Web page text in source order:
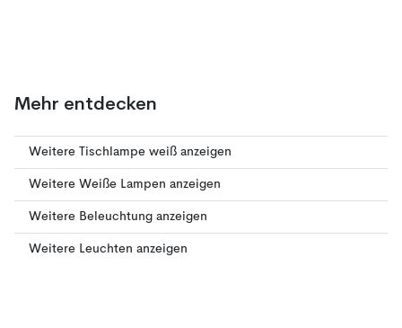
Mehr entdecken
Weitere Tischlampe weiß anzeigen
Weitere Weiße Lampen anzeigen
Weitere Beleuchtung anzeigen
Weitere Leuchten anzeigen